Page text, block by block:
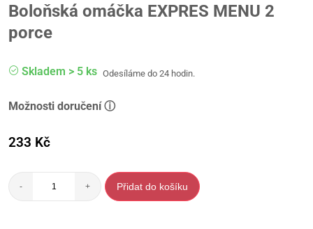
Boloňská omáčka EXPRES MENU 2
porce
Skladem > 5 ks Odesíláme do 24 hodin.
Možnosti doručení ⓘ
233 Kč
- + Přidat do košíku